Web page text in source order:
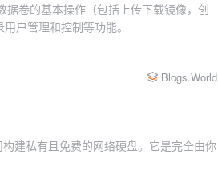
卷的基本操作（包括上传下载镜像，创
户管理和控制等功能。
Blogs.World
建私有且免费的网络硬盘。它是完全由你